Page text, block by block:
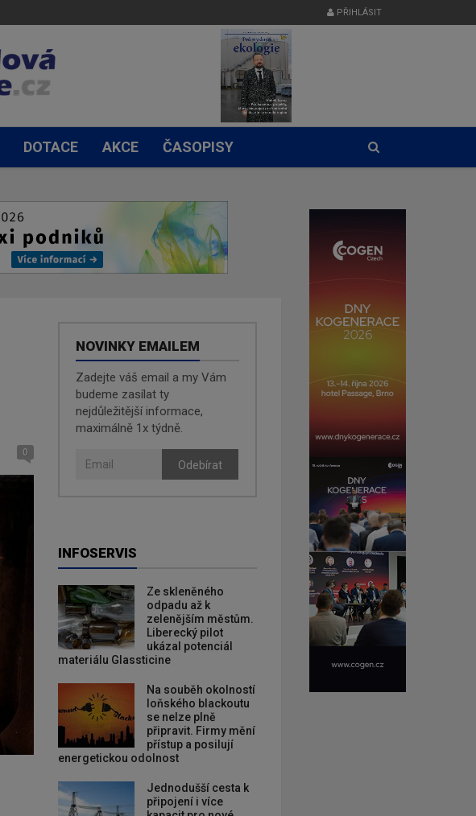
PŘIHLÁSIT
DOTACE AKCE ČASOPISY
0
NOVINKY EMAILEM
Zadejte váš email a my Vám
budeme zasílat ty
nejdůležitější informace,
maximálně 1x týdně.
Odebírat
INFOSERVIS
Ze skleněného
odpadu až k
zelenějším městům.
Liberecký pilot
ukázal potenciál
materiálu Glassticine
Na souběh okolností
loňského blackoutu
se nelze plně
připravit. Firmy mění
přístup a posilují
energetickou odolnost
Jednodušší cesta k
připojení i více